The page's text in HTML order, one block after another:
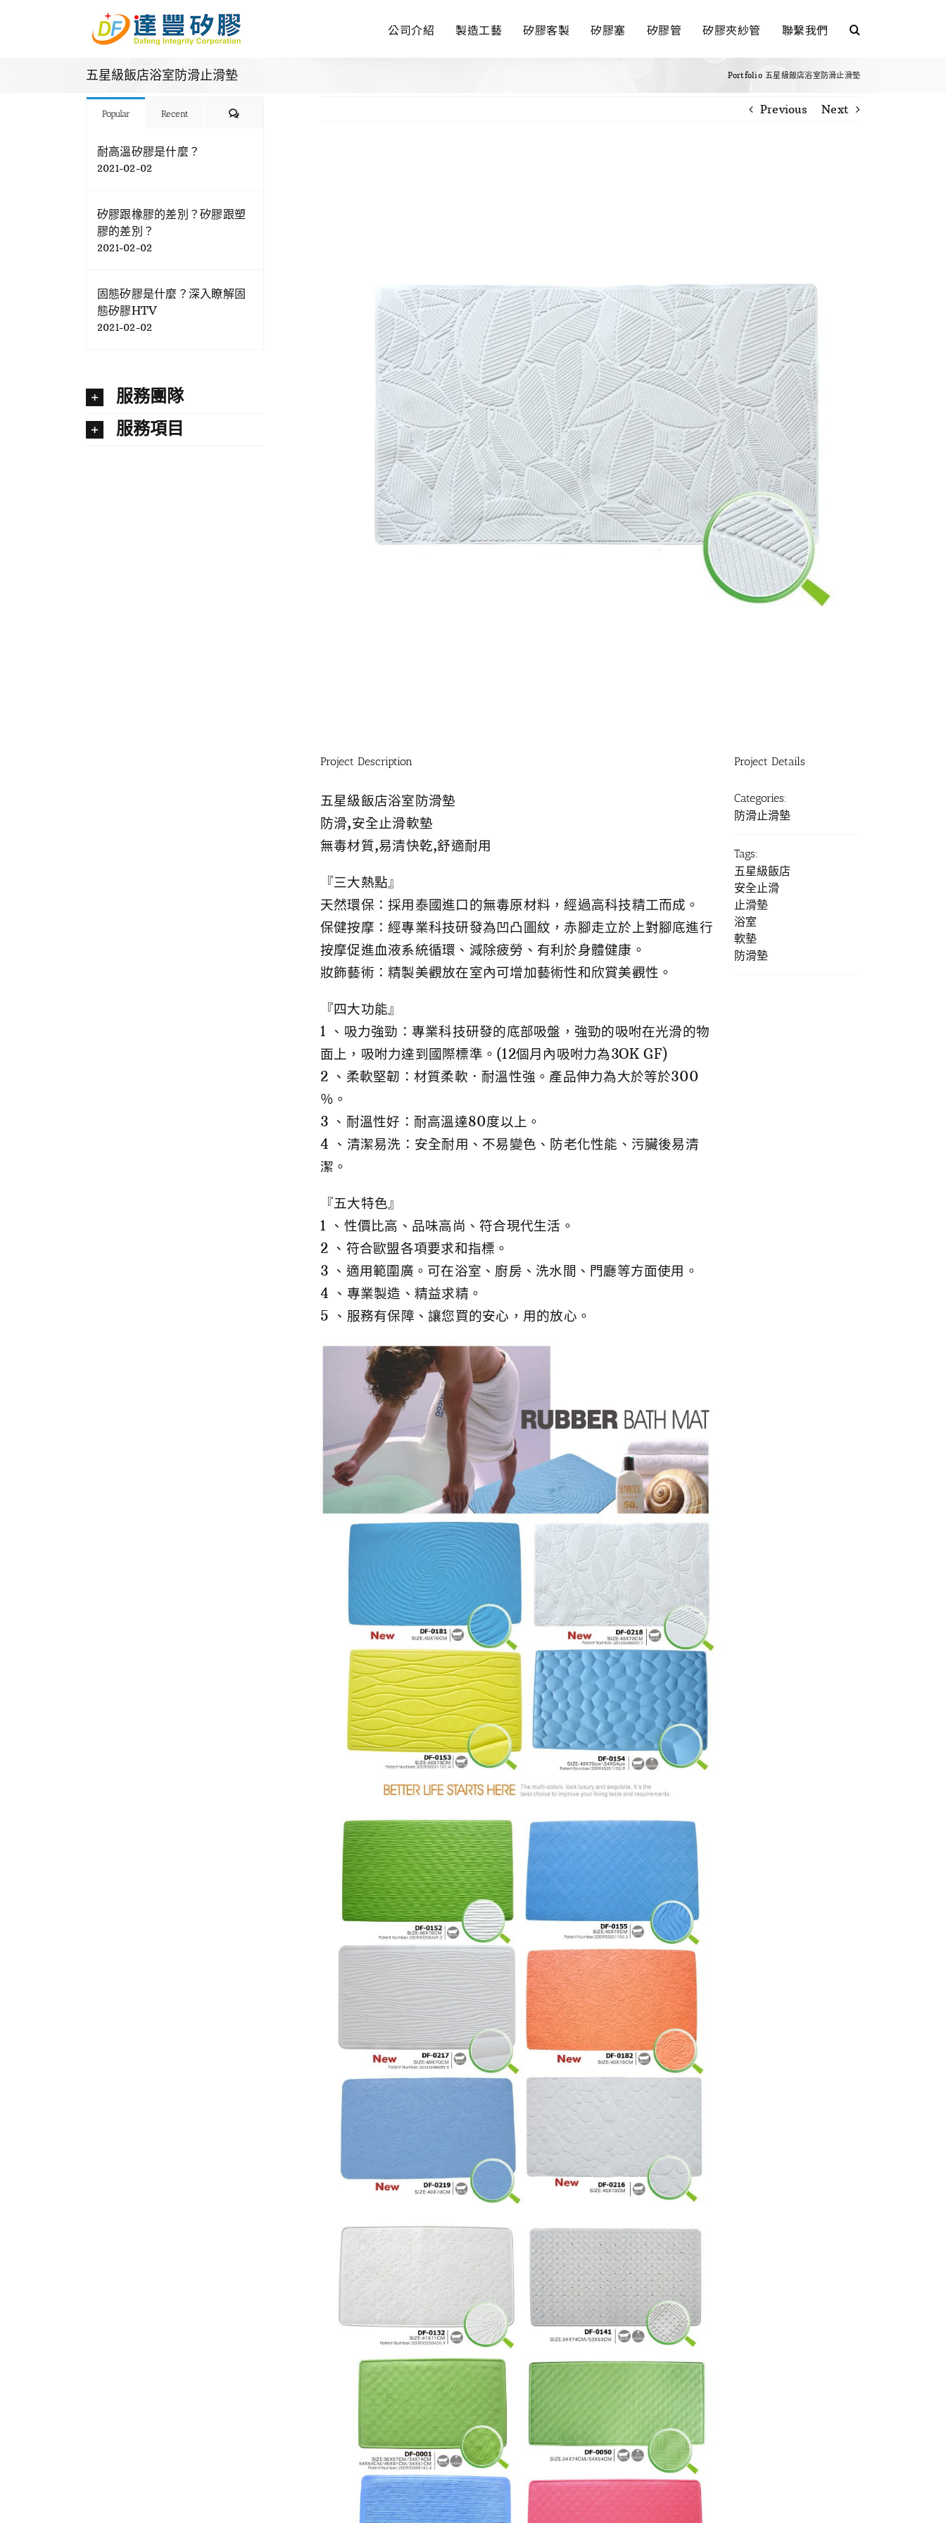
公司介紹 製造工藝 矽膠客製 矽膠塞 矽膠管 矽膠夾紗管 聯繫我們
五星級飯店浴室防滑止滑墊 Portfolio 五星級飯店浴室防滑止滑墊
Previous Next
Project Description
五星級飯店浴室防滑墊
防滑,安全止滑軟墊
無毒材質,易清快乾,舒適耐用
『三大熱點』
天然環保：採用泰國進口的無毒原材料，經過高科技精工而成。
保健按摩：經專業科技研發為凹凸圖紋，赤腳走立於上對腳底進行
按摩促進血液系統循環、減除疲勞、有利於身體健康。
妝飾藝術：精製美觀放在室內可增加藝術性和欣賞美觀性。
『四大功能』
1 、吸力強勁：專業科技研發的底部吸盤，強勁的吸咐在光滑的物
面上，吸咐力達到國際標準。(12個月內吸咐力為3OK GF)
2 、柔軟堅韌：材質柔軟．耐溫性強。產品伸力為大於等於300
％。
3 、耐溫性好：耐高溫達80度以上。
4 、清潔易洗：安全耐用、不易變色、防老化性能、污臟後易清
潔。
『五大特色』
1 、性價比高、品味高尚、符合現代生活。
2 、符合歐盟各項要求和指標。
3 、適用範圍廣。可在浴室、廚房、洗水間、門廳等方面使用。
4 、專業製造、精益求精。
5 、服務有保障、讓您買的安心，用的放心。
Project Details
Categories:
防滑止滑墊
Tags:
五星級飯店
安全止滑
止滑墊
浴室
軟墊
防滑墊
Popular Recent Comments
耐高溫矽膠是什麼？
2021-02-02
矽膠跟橡膠的差別？矽膠跟塑
膠的差別？
2021-02-02
固態矽膠是什麼？深入瞭解固
態矽膠HTV
2021-02-02
服務團隊
服務項目